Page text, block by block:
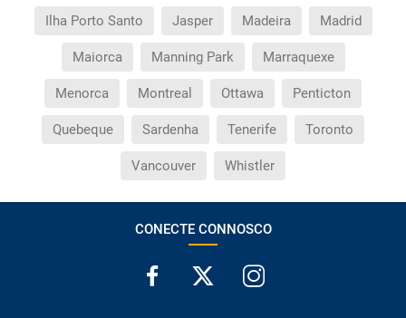
Ilha Porto Santo Jasper Madeira Madrid
Maiorca Manning Park Marraquexe
Menorca Montreal Ottawa Penticton
Quebeque Sardenha Tenerife Toronto
Vancouver Whistler
CONECTE CONNOSCO